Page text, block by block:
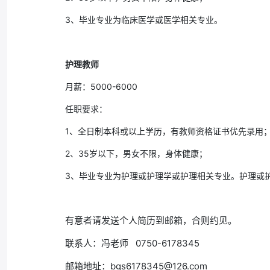
3、毕业专业为临床医学或医学相关专业。
护理教师
月薪：5000-6000
任职要求：
1、全日制本科或以上学历，有教师资格证书优先录用；
2、35岁以下，男女不限，身体健康；
3、毕业专业为护理或护理学或护理相关专业。护理或
有意者请发送个人简历到邮箱，合则约见。
联系人：冯老师 0750-6178345
邮箱地址：bgs6178345@126.com